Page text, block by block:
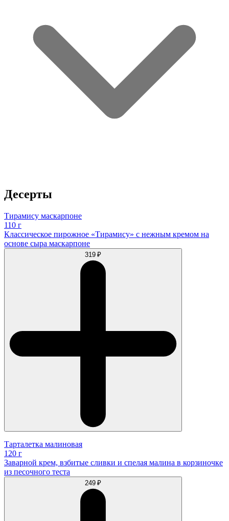
Десерты
Тирамису маскарпоне
110 г
Классическое пирожное «Тирамису» с нежным кремом на
основе сыра маскарпоне
319 ₽
Тарталетка малиновая
120 г
Заварной крем, взбитые сливки и спелая малина в корзиночке
из песочного теста
249 ₽